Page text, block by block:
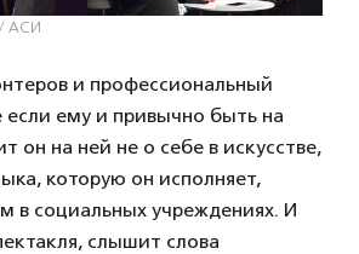
/ АСИ
и профессиональный
если ему и привычно быть на
он на ней не о себе в искусстве,
которую он исполняет,
в социальных учреждениях. И
слышит слова